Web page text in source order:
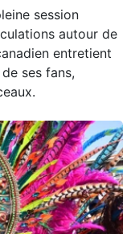
session
autour de
entretient
ses fans,